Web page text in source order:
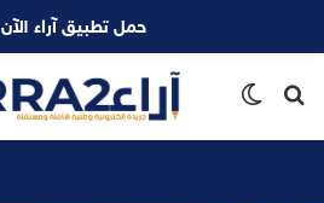
بحث
حمل تطبيق آراء الآن